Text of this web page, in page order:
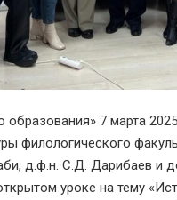
образования» 7 марта
филологического
д.ф.н. С.Д. Дарибаев и
уроке на тему